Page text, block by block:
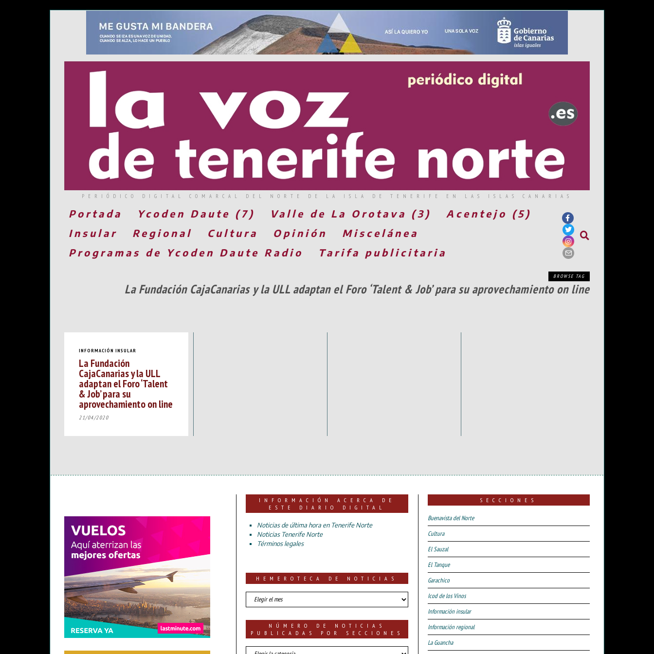
PERIÓDICO DIGITAL COMARCAL DEL NORTE DE LA ISLA DE TENERIFE EN LAS ISLAS CANARIAS
Portada Ycoden Daute (7) Valle de La Orotava (3)
Acentejo (5)
Insular
Regional Cultura Opinión
Miscelánea
Programas de Ycoden Daute Radio
Tarifa publicitaria
BROWSE TAG
La Fundación CajaCanarias y la ULL adaptan el Foro ‘Talent & Job’ para su aprovechamiento on line
INFORMACIÓN INSULAR
La Fundación
CajaCanarias y la ULL
adaptan el Foro ‘Talent
& Job’ para su
aprovechamiento on line
21/04/2020
INFORMACIÓN ACERCA DE
ESTE DIARIO DIGITAL
Noticias de última hora en Tenerife Norte
Noticias Tenerife Norte
Términos legales
HEMEROTECA DE NOTICIAS
HEMEROTECA
DE
NÚMERO DE NOTICIAS
PUBLICADAS POR SECCIONES
número
SECCIONES
Buenavista del Norte
Cultura
El Sauzal
El Tanque
Garachico
Icod de los Vinos
Información insular
Información regional
La Guancha